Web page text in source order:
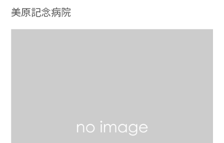
美原記念病院